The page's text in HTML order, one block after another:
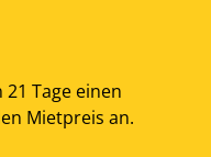
Tage einen
Mietpreis an.